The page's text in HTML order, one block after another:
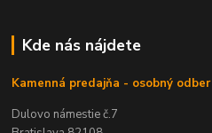
Kde nás nájdete
Kamenná predajňa - osobný odber
Dulovo námestie č.7